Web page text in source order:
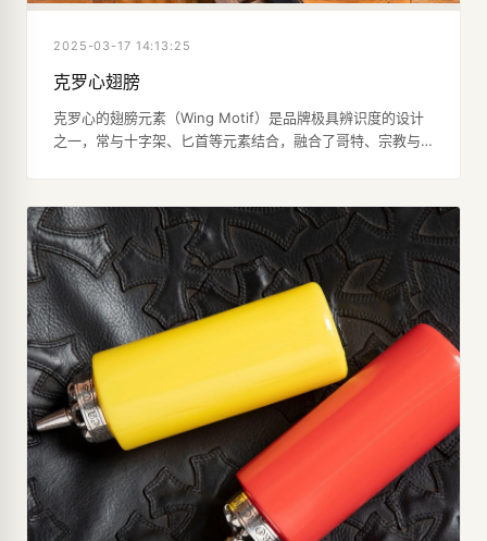
2025-03-17 14:13:25
克罗心翅膀
克罗心的翅膀元素（Wing Motif）是品牌极具辨识度的设计
之一，常与十字架、匕首等元素结合，融合了哥特、宗教与